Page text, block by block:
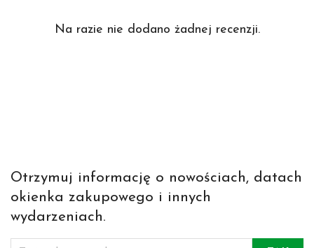
Na razie nie dodano żadnej recenzji.
Otrzymuj informację o nowościach, datach
okienka zakupowego i innych
wydarzeniach.